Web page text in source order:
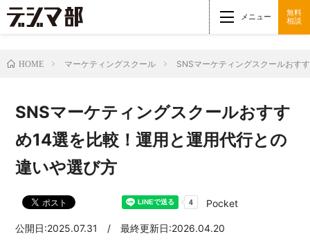
メニュー
無料
相談
HOME マーケティングスクール SNSマーケティングスクールおす
SNSマーケティングスクールおすす
め14選を比較！運用と運用代行との
違いや選び方
Pocket
公開日:2025.07.31 / 最終更新日:2026.04.20